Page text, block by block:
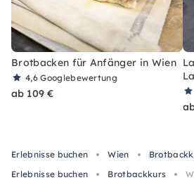
Brotbacken für Anfänger in Wien
4,6Googlebewertung
ab 109 €
Erlebnisse buchen Wien
Erlebnisse buchen
Brotbackkurs